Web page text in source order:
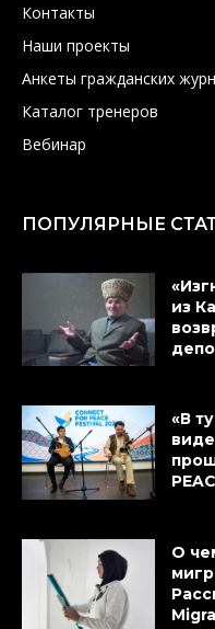
Контакты
Наши проекты
Анкеты гражданских
Каталог тренеров
Вебинар
ПОПУЛЯРНЫЕ
из
«В
О